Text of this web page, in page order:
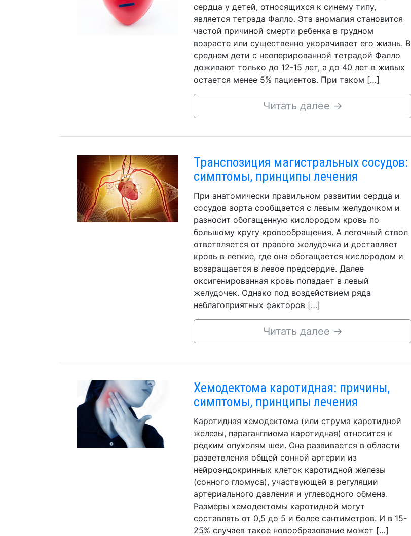
сердца у детей, относящихся к синему типу,
является тетрада Фалло. Эта аномалия становится
частой причиной смерти ребенка в грудном
возрасте или существенно укорачивает его жизнь. В
среднем дети с неоперированной тетрадой Фалло
доживают только до 12-15 лет, а до 40 лет в живых
остается менее 5% пациентов. При таком […]
Читать далее →
Транспозиция магистральных сосудов:
симптомы, принципы лечения
При анатомически правильном развитии сердца и
сосудов аорта сообщается с левым желудочком и
разносит обогащенную кислородом кровь по
большому кругу кровообращения. А легочный ствол
ответвляется от правого желудочка и доставляет
кровь в легкие, где она обогащается кислородом и
возвращается в левое предсердие. Далее
оксигенированная кровь попадает в левый
желудочек. Однако под воздействием ряда
неблагоприятных факторов […]
Читать далее →
Хемодектома каротидная: причины,
симптомы, принципы лечения
Каротидная хемодектома (или струма каротидной
железы, параганглиома каротидная) относится к
редким опухолям шеи. Она развивается в области
разветвления общей сонной артерии из
нейроэндокринных клеток каротидной железы
(сонного гломуса), участвующей в регуляции
артериального давления и углеводного обмена.
Размеры хемодектомы каротидной могут
составлять от 0,5 до 5 и более сантиметров. И в 15-
25% случаев такое новообразование может […]